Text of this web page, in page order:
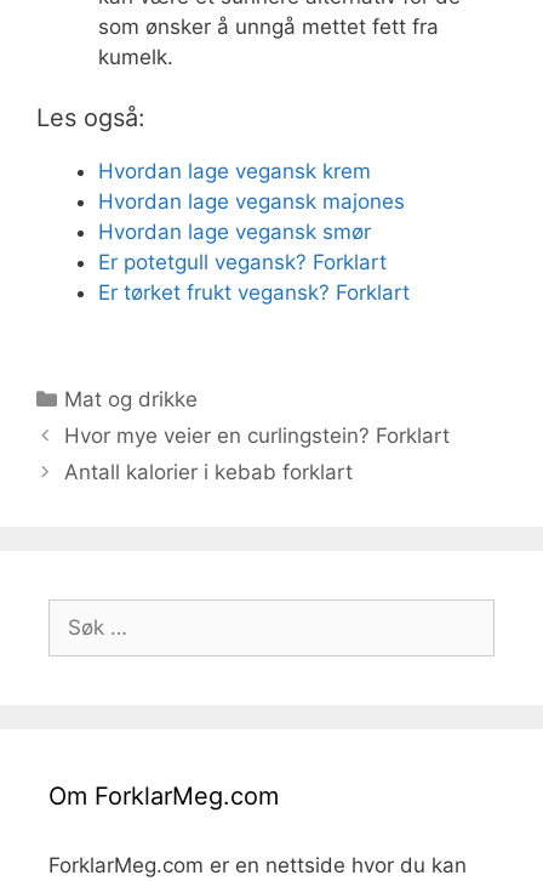
som ønsker å unngå mettet fett fra
kumelk.
Les også:
Hvordan lage vegansk krem
Hvordan lage vegansk majones
Hvordan lage vegansk smør
Er potetgull vegansk? Forklart
Er tørket frukt vegansk? Forklart
Kategorier
Mat og drikke
Hvor mye veier en curlingstein? Forklart
Antall kalorier i kebab forklart
etter:
Om ForklarMeg.com
ForklarMeg.com er en nettside hvor du kan